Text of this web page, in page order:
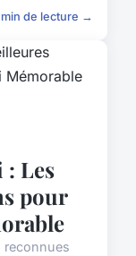
min de lecture →
: Les
pour
reconnues